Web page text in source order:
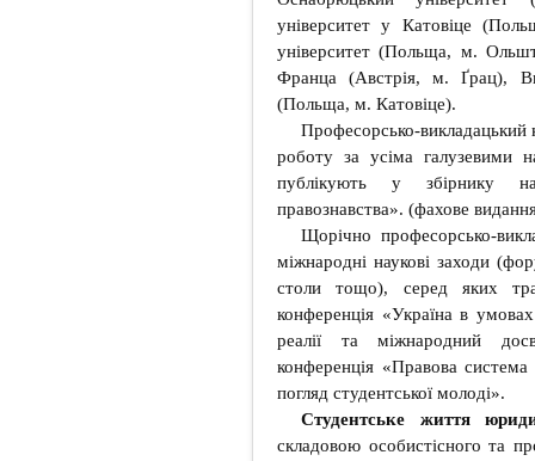
університет у Катовіце
університет (Польща, м.
Франца (Австрія, м. Ґрац),
(Польща, м. Катовіце).
Професорсько-викладацький
роботу за усіма галузевими
публікують у збірнику
правознавства». (фахове
Щорічно професорсько-
міжнародні наукові заходи
столи тощо), серед яких
конференція «Україна в
реалії та міжнародний
конференція «Правова система
погляд студентської молоді».
Студентське життя
складовою особистісного та